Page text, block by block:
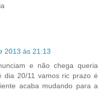
2013 às 21:13
e não chega queria
20/11 vamos ric prazo é
acaba mudando para a